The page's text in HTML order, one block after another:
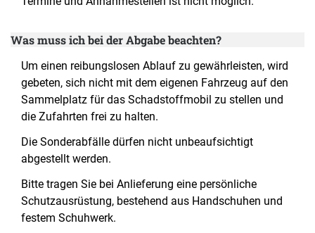
Was muss ich bei der Abgabe beachten?
Um einen rei­bungslosen Ablauf zu gewährleisten, wird
ge­beten, sich nicht mit dem eigenen Fahrzeug auf den
Sammelplatz für das Schadstoffmobil zu stellen und
die Zufahrten frei zu halten.
Die Sonderabfälle dür­fen nicht unbeaufsichtigt
abgestellt werden.
Bitte tragen Sie bei Anlieferung eine persönliche
Schutzausrüstung, bestehend aus Hand­schuhen und
festem Schuhwerk.